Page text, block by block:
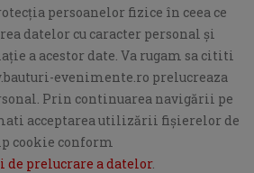
persoanelor fizice în ceea ce
datelor cu caracter personal și
a acestor date. Va rugam sa cititi
evenimente.ro prelucreaza
Prin continuarea navigării pe
acceptarea utilizării fişierelor de
cookie conform
prelucrare a datelor.